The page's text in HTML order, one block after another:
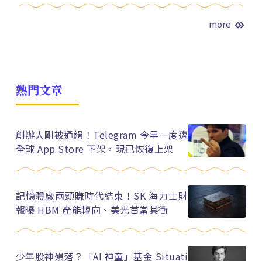
more
熱門文章
創辦人剛被通緝！Telegram 今早一度遭
全球 App Store 下架，現已恢復上架
記憶體廠兩頭賺時代結束！SK 海力士財
報曝 HBM 產能轉向、美光首當其衝
少年股神殞落？「AI 神童」基金 Situati